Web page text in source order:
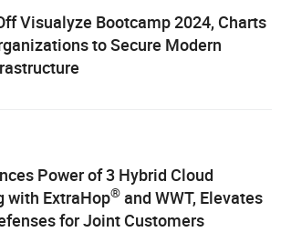
Visualyze Bootcamp 2024, Charts
to Secure Modern
Power of 3 Hybrid Cloud
with ExtraHop® and WWT, Elevates
for Joint Customers